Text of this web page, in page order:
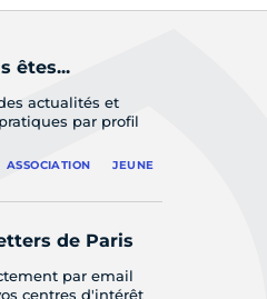
êtes...
actualités et
par profil
ASSOCIATION JEUNE
de Paris
par email
centres d'intérêt